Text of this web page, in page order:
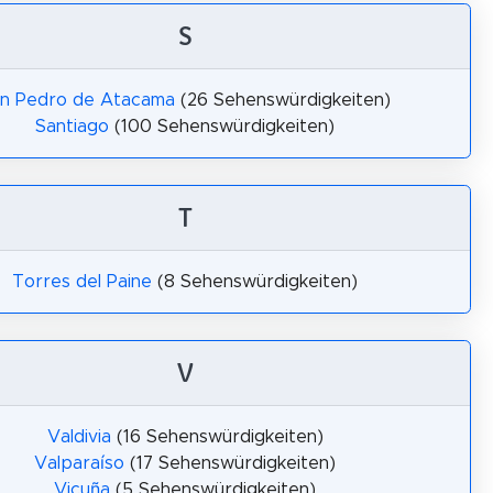
S
Pedro de Atacama (26 Sehenswürdigkeiten)
Santiago (100 Sehenswürdigkeiten)
T
Torres del Paine (8 Sehenswürdigkeiten)
V
Valdivia (16 Sehenswürdigkeiten)
Valparaíso (17 Sehenswürdigkeiten)